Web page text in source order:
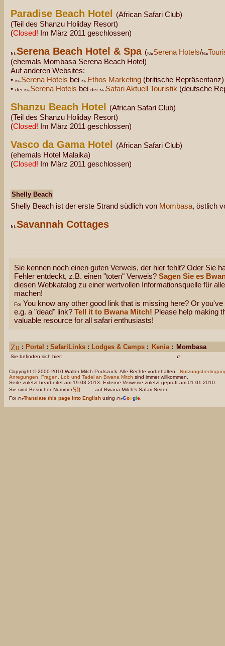
Paradise Beach Hotel
(African Safari Club)
(Teil des Shanzu Holiday Resort)
(Closed! Im März 2011 geschlossen)
Serena Beach Hotel & Spa ( Serena Hotels/
(ehemals Mombasa Serena Beach Hotel)
Auf anderen Websites:
•
Serena Hotels bei Ethos Marketing (britische Repräsentanz)
•
Serena Hotels bei Safari Aktuell Touristik (deutsche
Shanzu Beach Hotel
(African Safari Club)
(Teil des Shanzu Holiday Resort)
(Closed! Im März 2011 geschlossen)
Vasco da Gama Hotel
(African Safari Club)
(ehemals Hotel Malaika)
(Closed! Im März 2011 geschlossen)
Shelly Beach
Shelly Beach ist der erste Strand südlich von Mombasa, östlich
Savannah Cottages
Sie kennen noch einen guten Verweis, der hier fehlt? Oder Sie
Fehler entdeckt, z.B. einen "toten" Verweis? Sagen Sie es
diesen Webkatalog zu einer wertvollen Informationsquelle für
machen!
You know any other good link that is missing here? Or
e.g. a "dead" link? Tell it to Bwana Mitch! Please help making
valuable resource for all safari enthusiasts!
: Portal : SafariLinks : Lodges & Camps : Kenia: Mombasa
Sie befinden sich hier:
Copyright © 2000-2010 Walter Mitch Podszuck. Alle Rechte vorbehalten.
Anregungen, Fragen, Lob und Tadel an Bwana Mitch sind immer willkommen.
Seite zuletzt bearbeitet am 19.03.2013. Externe Verweise zuletzt geprüft am 01.01.2010.
Sie sind Besucher Nummer
auf Bwana Mitch's Safari-Seiten.
Translate this page into English using Google